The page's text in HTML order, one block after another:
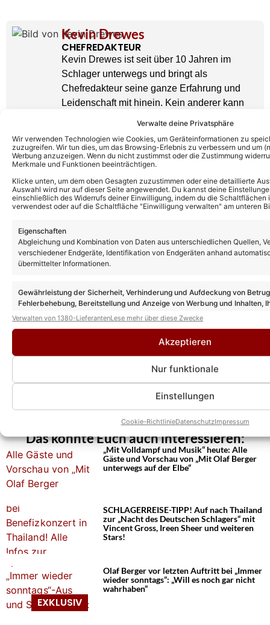
Verwalte deine Privatsphäre
Wir verwenden Technologien wie Cookies, um Geräteinformationen zu
zuzugreifen. Wir tun dies, um das Browsing-Erlebnis zu verbessern und um
Werbung anzuzeigen. Wenn du nicht zustimmst oder die Zustimmung
Merkmale und Funktionen beeinträchtigen.
Klicke unten, um dem oben Gesagten zuzustimmen oder eine detaillierte
Auswahl wird nur auf dieser Seite angewendet. Du kannst deine
einschließlich des Widerrufs deiner Einwilligung, indem du die
verwendest oder auf die Schaltfläche "Einwilligung verwalten" am unteren
Eigenschaften
Abgleichung und Kombination von Daten aus unterschiedlichen Quellen,
verschiedener Endgeräte, Identifikation von Endgeräten anhand
übermittelter Informationen.
Gewährleistung der Sicherheit, Verhinderung und Aufdeckung von
Fehlerbehebung, Bereitstellung und Anzeige von Werbung und Inhalten,
Entscheidungen zum Datenschutz speichern und übermitteln.
Verwalten von 1380-LieferantenLese mehr über diese Zwecke
Akzeptieren
Nur funktionale
Einstellungen
Cookie-RichtlinieDatenschutzImpressum
Kevin Drewes
CHEFREDAKTEUR
Kevin Drewes ist seit über 10 Jahren im
Schlager unterwegs und bringt als
Chefredakteur seine ganze Erfahrung und
Leidenschaft mit hinein. Kein anderer kann
» AUTORENPROFIL & ALLE ARTIKEL VON
KEVIN DREWES
Das könnte Euch auch interessieren:
„Mit Volldampf und Musik“ heute: Alle
Gäste und Vorschau von „Mit Olaf Berger
unterwegs auf der Elbe“
SCHLAGERREISE-TIPP! Auf nach Thailand
zur „Nacht des Deutschen Schlagers“ mit
Vincent Gross, Ireen Sheer und weiteren
Stars!
Olaf Berger vor letzten Auftritt bei „Immer
wieder sonntags“: „Will es noch gar nicht
wahrhaben“